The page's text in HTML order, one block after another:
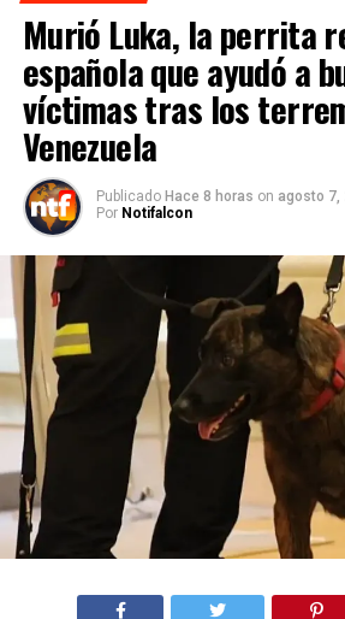
Murió Luka, la perrita
española que ayudó a
víctimas tras los
Venezuela
Publicado Hace 8 horas on agosto 7,
Por Notifalcon